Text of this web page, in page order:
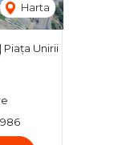
Harta
Piața Unirii